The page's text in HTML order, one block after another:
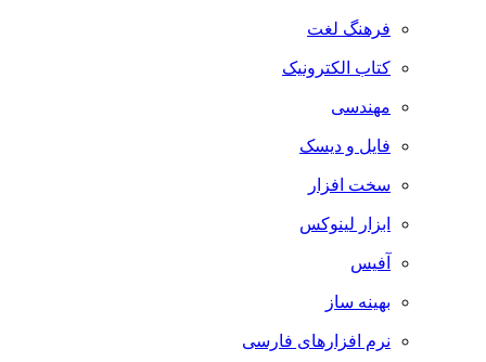
فرهنگ لغت
کتاب الکترونیک
مهندسی
فایل و دیسک
سخت افزار
ابزار لینوکس
آفیس
بهینه ساز
نرم افزارهای فارسی